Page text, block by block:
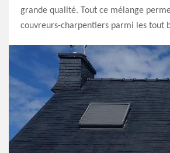
grande qualité. Tout ce mélange
couvreurs-charpentiers parmi les tout